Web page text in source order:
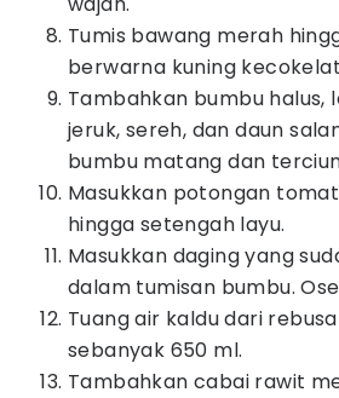
Tumis bawang merah
berwarna kuning
Tambahkan bumbu halus,
jeruk, sereh, dan daun
bumbu matang dan
Masukkan potongan
hingga setengah layu.
Masukkan daging yang
dalam tumisan bumbu.
Tuang air kaldu dari
sebanyak 650 ml.
Tambahkan cabai rawit